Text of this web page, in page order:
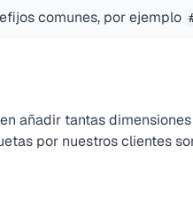
comunes, por ejemplo
añadir tantas
por nuestros clientes